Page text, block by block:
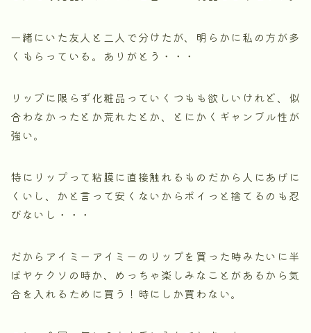
一緒にいた友人と二人で分けたが、明らかに私の方が多
くもらっている。ありがとう・・・
リップに限らず化粧品っていくつもも欲しいけれど、似
合わなかったとか荒れたとか、とにかくギャンブル性が
強い。
特にリップって粘膜に直接触れるものだから人にあげに
くいし、かと言って安くないからポイっと捨てるのも忍
びないし・・・
だからアイミーアイミーのリップを買った時みたいに半
ばヤケクソの時か、めっちゃ楽しみなことがあるから気
合を入れるために買う！時にしか買わない。